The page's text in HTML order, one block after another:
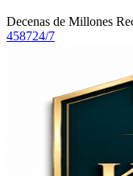
Decenas de Millones
458724/7